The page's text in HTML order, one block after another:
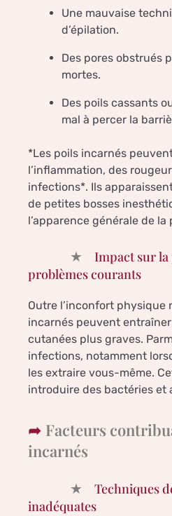
Une mauvaise
d’épilation.
Des pores obstrués
mortes.
Des poils cassants
mal à percer la
*Les poils incarnés
l’inflammation, des
infections*. Ils
de petites bosses
l’apparence générale de la
Impact sur la
problèmes courants
Outre l’inconfort physique
incarnés peuvent
cutanées plus graves.
infections, notamment
les extraire vous-même.
introduire des bactéries et
Facteurs
incarnés
Techniques
inadéquates